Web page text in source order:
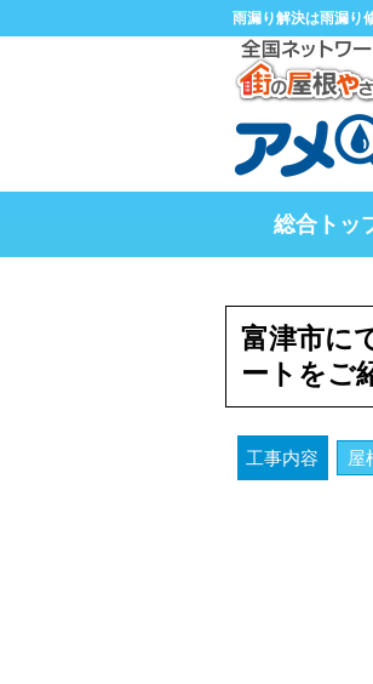
雨漏り解決は雨漏り
総合トッ
富津市に
ートをご
工事内容 屋